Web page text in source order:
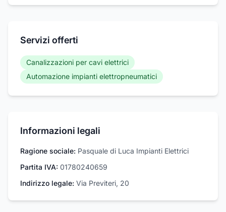
Servizi offerti
Canalizzazioni per cavi elettrici
Automazione impianti elettropneumatici
Informazioni legali
Ragione sociale: Pasquale di Luca Impianti Elettrici
Partita IVA: 01780240659
Indirizzo legale: Via Previteri, 20